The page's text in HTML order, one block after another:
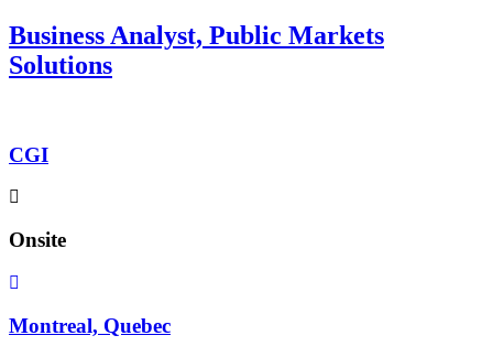
Business Analyst, Public Markets
Solutions
CGI
Onsite
Montreal, Quebec